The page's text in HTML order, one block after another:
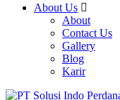
About Us
About
Contact Us
Gallery
Blog
Karir